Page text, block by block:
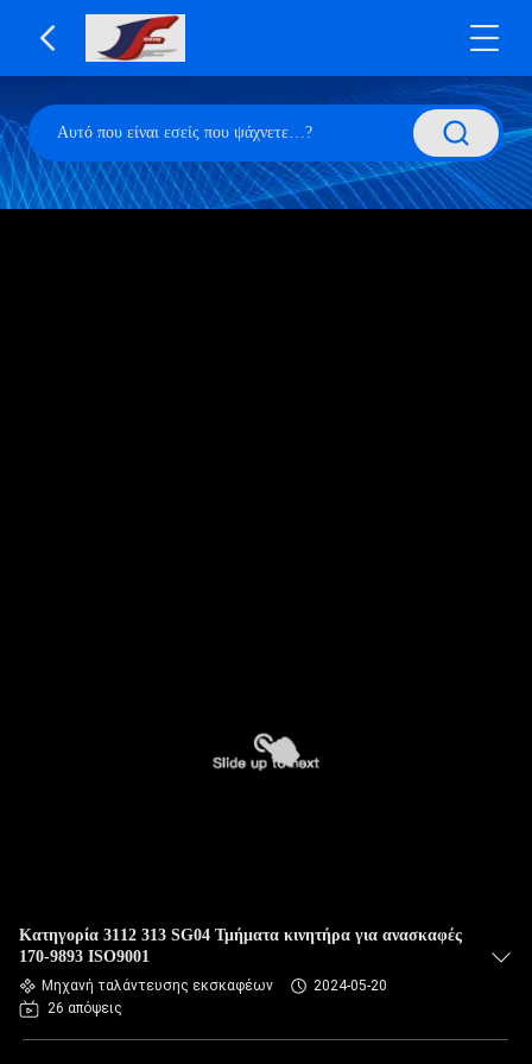
Κατηγορία 3112 313 SG04 Τμήματα κινητήρα για ανασκαφές
170-9893 ISO9001
Μηχανή ταλάντευσης εκσκαφέων
2024-05-20
26 απόψεις